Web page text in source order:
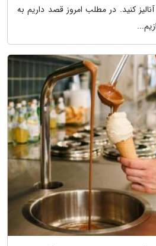
کنید. در مطلب امروز قصد داریم به